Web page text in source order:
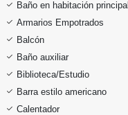
Baño en habitación principal
Armarios Empotrados
Balcón
Baño auxiliar
Biblioteca/Estudio
Barra estilo americano
Calentador